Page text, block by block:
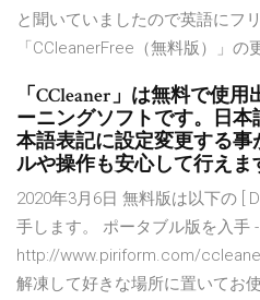
と聞いていましたので英語にフ
「CCleanerFree（無料版）」
「CCleaner」は無料で使
ーニングソフトです。日本
本語表記に設定変更する
ルや操作も安心して行えま
2020年3月6日 無料版は以下の [
手します。 ポータブル版を入手 -
http://www.piriform.com/
解凍して好きな場所に置いてお